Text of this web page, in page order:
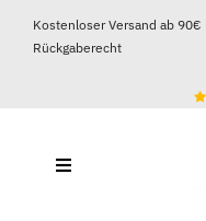
Zum
Inhalt
Kostenloser Versand ab
Rückgaberecht
Toggle